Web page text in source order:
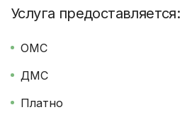
Цены Записаться
Услуга предоставляется:
ОМС
ДМС
Платно